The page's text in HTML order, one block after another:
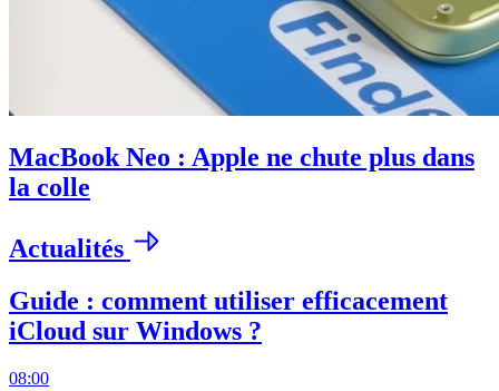
MacBook Neo : Apple ne chute plus dans
la colle
Actualités
Guide : comment utiliser efficacement
iCloud sur Windows ?
08:00